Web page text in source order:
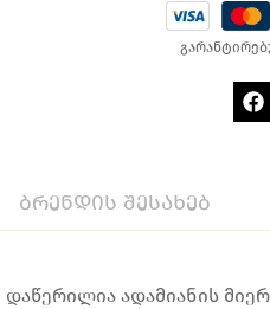
ბრენდის შესახებ
ადამიანის